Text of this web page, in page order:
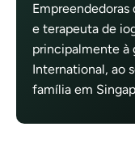
Empreendedoras
e terapeuta de
principalmente à
International, ao
família em